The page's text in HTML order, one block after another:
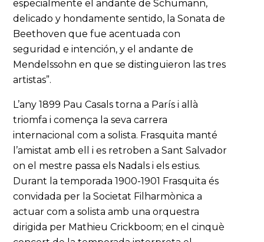
especialmente el andante de Schumann,
delicado y hondamente sentido, la Sonata de
Beethoven que fue acentuada con
seguridad e intención, y el andante de
Mendelssohn en que se distinguieron las tres
artistas”.
L’any 1899 Pau Casals torna a París i allà
triomfa i comença la seva carrera
internacional com a solista. Frasquita manté
l’amistat amb ell i es retroben a Sant Salvador
on el mestre passa els Nadals i els estius.
Durant la temporada 1900-1901 Frasquita és
convidada per la Societat Filharmònica a
actuar com a solista amb una orquestra
dirigida per Mathieu Crickboom; en el cinquè